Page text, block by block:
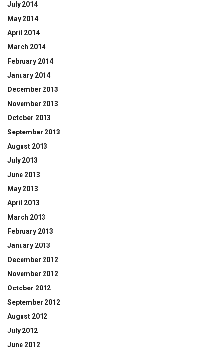
July 2014
May 2014
April 2014
March 2014
February 2014
January 2014
December 2013
November 2013
October 2013
September 2013
August 2013
July 2013
June 2013
May 2013
April 2013
March 2013
February 2013
January 2013
December 2012
November 2012
October 2012
September 2012
August 2012
July 2012
June 2012